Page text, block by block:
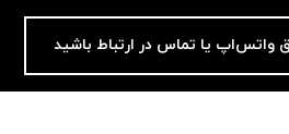
واتس‌اپ یا تماس در ارتباط باشید